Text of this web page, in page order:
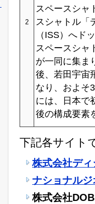
2
スペースシャ
スシャトル「
（ISS）へド
スペースシャ
が一同に集ま
後、若田宇宙
なり、およそ
には、日本で
後の構成要素
下記各サイト
株式会社デ
ナショナル
株式会社